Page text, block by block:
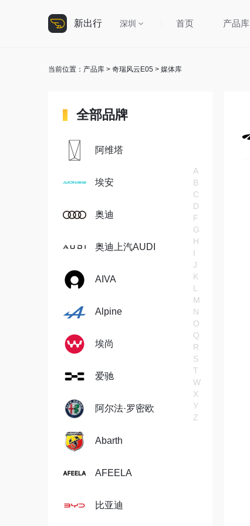
新出行 深圳 首页 产品库
当前位置： 产品库 > 奇瑞风云E05 > 媒体库
全部品牌
A
B
C
D
F
G
H
I
J
K
L
M
N
O
Q
R
S
T
W
X
Y
Z
阿维塔
埃安
奥迪
奥迪上汽AUDI
AIVA
Alpine
埃尚
爱驰
阿尔法·罗密欧
Abarth
AFEELA
比亚迪